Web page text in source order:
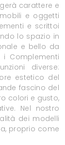
carattere e
e oggetti
e scrittoi
lo spazio in
e bello da
i Complementi
diverse:
estetico del
fascino del
colori e gusto,
Nel nostro
dei modelli
proprio come